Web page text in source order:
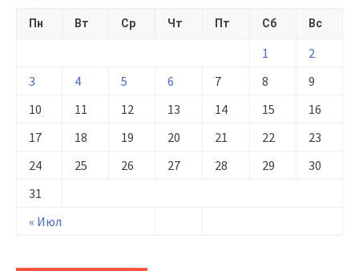
Пн Вт Ср Чт Пт Сб Вс
« Июл
1
2
3
4 5 6 7 8
9
10
11 12 13 14 15
16
17
18 19 20 21 22
23
24
25 26 27 28 29
30
31